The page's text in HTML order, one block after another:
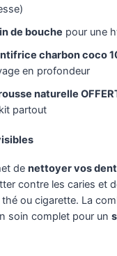
de bouche pour une
charbon coco
en profondeur
naturelle
partout
de nettoyer vos
contre les caries et
ou cigarette. La
soin complet pour un